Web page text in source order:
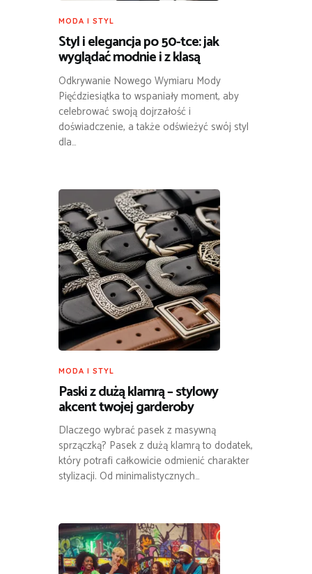
MODA I STYL
Styl i elegancja po 50-tce: jak
wyglądać modnie i z klasą
Odkrywanie Nowego Wymiaru Mody
Pięćdziesiątka to wspaniały moment, aby
celebrować swoją dojrzałość i
doświadczenie, a także odświeżyć swój styl
dla…
MODA I STYL
Paski z dużą klamrą – stylowy
akcent twojej garderoby
Dlaczego wybrać pasek z masywną
sprzączką? Pasek z dużą klamrą to dodatek,
który potrafi całkowicie odmienić charakter
stylizacji. Od minimalistycznych…